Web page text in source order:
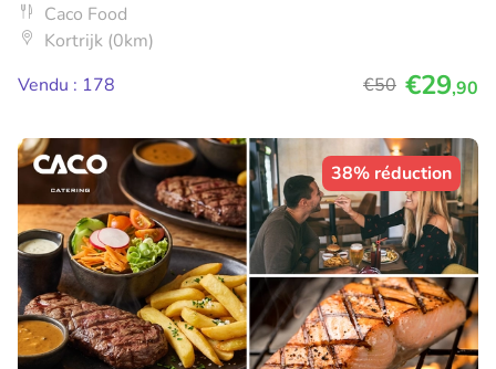
Caco Food
Kortrijk (0km)
Vendu : 178
€50 €29,90
38% réduction